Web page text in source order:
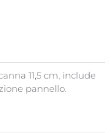
11,5 cm, include
pannello.